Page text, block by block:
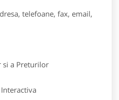
telefoane, fax, email,
a Preturilor